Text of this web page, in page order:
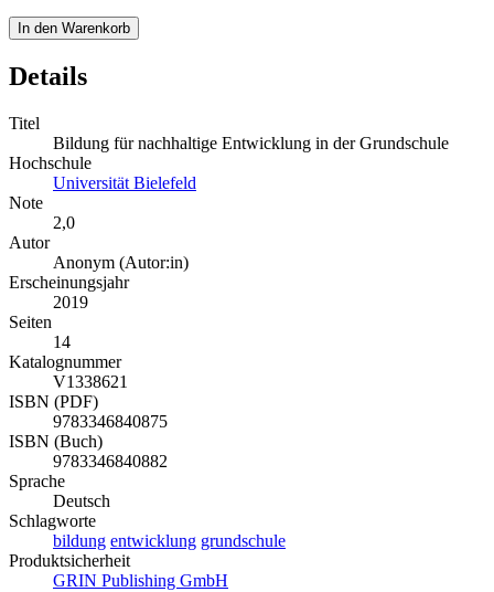
In den Warenkorb
Details
Titel
Bildung für nachhaltige Entwicklung in der Grundschule
Hochschule
Universität Bielefeld
Note
2,0
Autor
Anonym (Autor:in)
Erscheinungsjahr
2019
Seiten
14
Katalognummer
V1338621
ISBN (PDF)
9783346840875
ISBN (Buch)
9783346840882
Sprache
Deutsch
Schlagworte
bildung entwicklung grundschule
Produktsicherheit
GRIN Publishing GmbH